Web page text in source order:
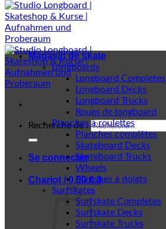
Recherche de :
Se connecter
Chariot /0,00€ 0
Magasin de skate
Longboards
Longboard Completes
Longboard Decks
Longboard Trucks
Roues de longboard
Planches à roulettes
Planches complètes
Skateboard Decks
Skateboard Trucks
Wheels
Planches à doigts
Surfskates
Surfskate Completes
Surfskate Decks
Surfskate Trucks